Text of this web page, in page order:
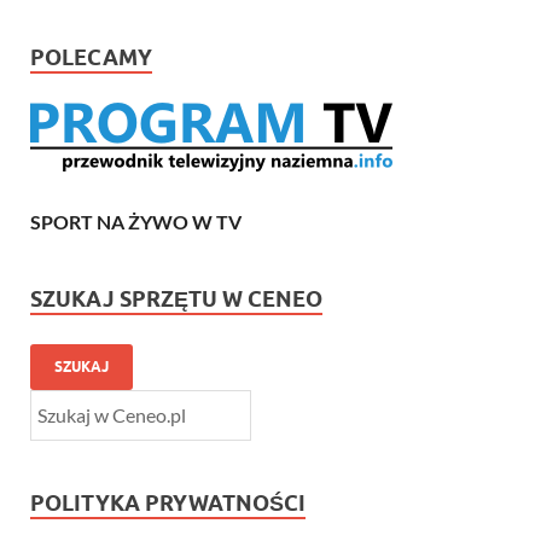
POLECAMY
SPORT NA ŻYWO W TV
SZUKAJ SPRZĘTU W CENEO
SZUKAJ
POLITYKA PRYWATNOŚCI